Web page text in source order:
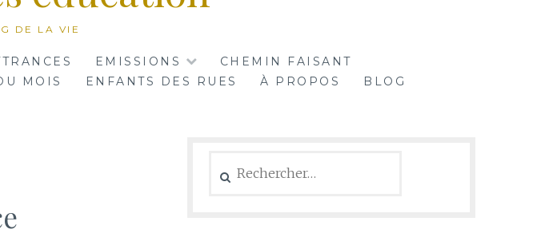
DE LA VIE
EMISSIONS
CHEMIN FAISANT
MOIS ENFANTS DES RUES À PROPOS BLOG